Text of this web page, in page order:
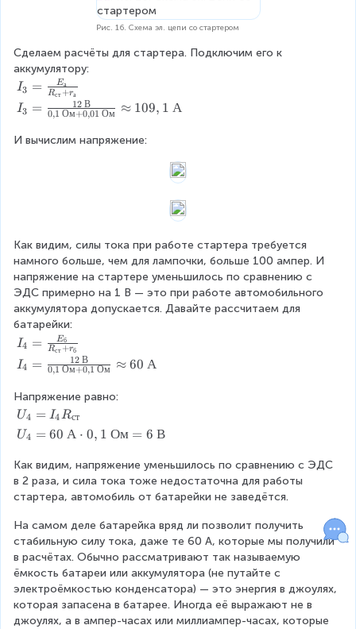
м
}
\
a
p
r
9
\
А
1
1
,
9
9
В
л
+
r
_
б
1
0
\
О
м
+
}
\
a
p
p
r
o
x
1
,
1
8
8
А
А
\
c
d
o
1
1
1
,
8
8
\
В
Рис. 16. Схема эл. цепи со стартером
Сделаем расчёты для стартера. Подключим его к
аккумулятору:
I
_
3
=
_
а
}
{
R
_
{
с
т
}
+
r
_
}
I3 = Rст +rа
Eа
I
3
1
2
\
В
}
{
0
,
\
О
м
+
0
,
0
1
\
О
м
}
\
a
p
I3 = 0,1 Ом+0,01 Ом
12 В ≈ 109, 1 А
И вычислим напряжение:
Как видим, силы тока при работе стартера требуется
намного больше, чем для лампочки, больше 100 ампер. И
напряжение на стартере уменьшилось по сравнению с
ЭДС примерно на 1 В — это при работе автомобильного
аккумулятора допускается. Давайте рассчитаем для
батарейки:
I
_
=
\
fr
a
{
E
_
б
}
{
R
_
{
с
I4 = Rст +rб
Eб
I
4
=
\
fr
a
c
{
2
\
В
}
{
0
,
I4 = 0,1 Ом+0,1 Ом
12 В ≈ 60 А
Напряжение равно:
U
_
=
I
_
R
_
{
с
т
}
U4 = I4Rст
U
4
=
6
\
А
\
c
d
o
t
U4 = 60 А ⋅ 0, 1 Ом = 6 В
Как видим, напряжение уменьшилось по сравнению с ЭДС
в 2 раза, и сила тока тоже недостаточна для работы
стартера, автомобиль от батарейки не заведётся.
На самом деле батарейка вряд ли позволит получить
стабильную силу тока, даже те 60 А, которые мы получили
в расчётах. Обычно рассматривают так называемую
ёмкость батареи или аккумулятора (не путайте с
электроёмкостью конденсатора) — это энергия в джоулях,
которая запасена в батарее. Иногда её выражают не в
джоулях, а в ампер-часах или миллиампер-часах, которые